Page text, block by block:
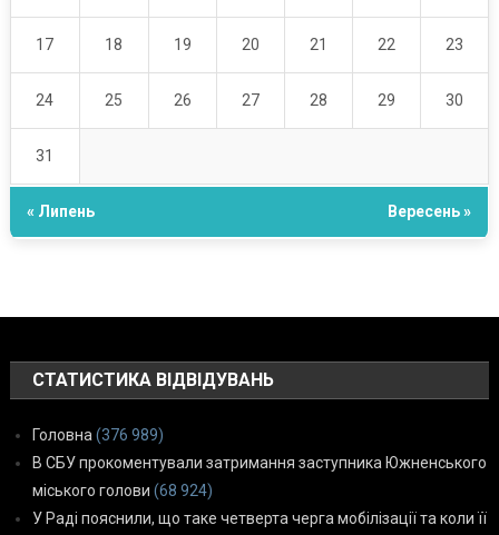
17 18 19 20 21 22 23
24 25 26 27 28 29 30
31
« Липень Вересень »
СТАТИСТИКА ВІДВІДУВАНЬ
Головна (376 989)
В СБУ прокоментували затримання заступника Южненського
міського голови (68 924)
У Раді пояснили, що таке четверта черга мобілізації та коли її